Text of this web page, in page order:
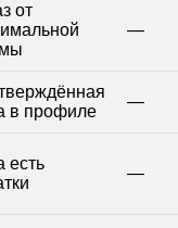
от
—
в профиле
—
есть
—